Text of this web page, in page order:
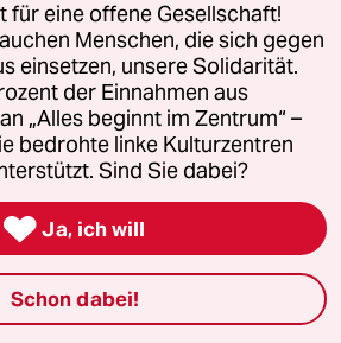
12:42 Uhr
ich es bemerkenswert, wie sich
wieder selbst bloß und ihre
offen zur Schau stellen.
nur die Taten der DDR-Diktatur
wenn man auf dem besten Wege
Mittel zur Unterdrückung seiner
einzusetzen? Da könnt
Ackermann über zu hohe Manager-
Erbärmlich ist das!
eine offene Gesellschaft!
Menschen, die sich gegen
einsetzen, unsere Solidarität.
der Einnahmen aus
„Alles beginnt im Zentrum“ –
bedrohte linke Kulturzentren
Sind Sie dabei?
 Ja, ich will
Schon dabei!